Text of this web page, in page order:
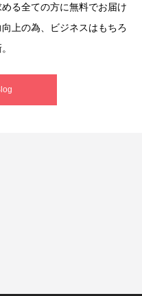
る全ての方に無料でお届け
上の為、ビジネスはもちろ